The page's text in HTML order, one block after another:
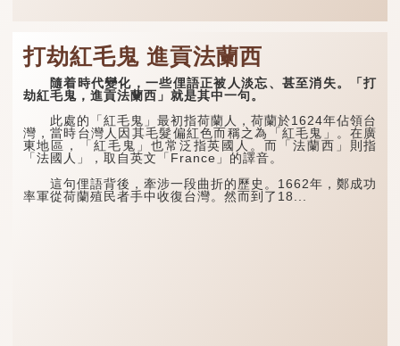
打劫紅毛鬼 進貢法蘭西
隨着時代變化，一些俚語正被人淡忘、甚至消失。「打
劫紅毛鬼，進貢法蘭西」就是其中一句。
此處的「紅毛鬼」最初指荷蘭人，荷蘭於1624年佔領台
灣，當時台灣人因其毛髮偏紅色而稱之為「紅毛鬼」。在廣
東地區，「紅毛鬼」也常泛指英國人。而「法蘭西」則指
「法國人」，取自英文「France」的譯音。
這句俚語背後，牽涉一段曲折的歷史。1662年，鄭成功
率軍從荷蘭殖民者手中收復台灣。然而到了18...